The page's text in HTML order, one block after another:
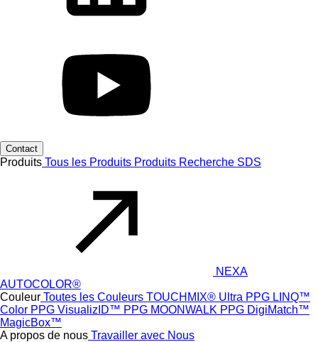
Contact
Produits Tous les Produits Produits Recherche SDS
NEXA
AUTOCOLOR®
Couleur Toutes les Couleurs TOUCHMIX® Ultra PPG LINQ™
Color PPG VisualizID™ PPG MOONWALK PPG DigiMatch™
MagicBox™
A propos de nous Travailler avec Nous